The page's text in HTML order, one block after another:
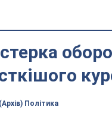
(Архів) Політика